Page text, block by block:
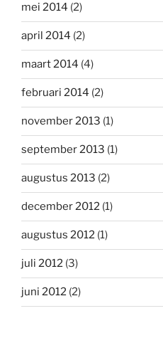
mei 2014 (2)
april 2014 (2)
maart 2014 (4)
februari 2014 (2)
november 2013 (1)
september 2013 (1)
augustus 2013 (2)
december 2012 (1)
augustus 2012 (1)
juli 2012 (3)
juni 2012 (2)